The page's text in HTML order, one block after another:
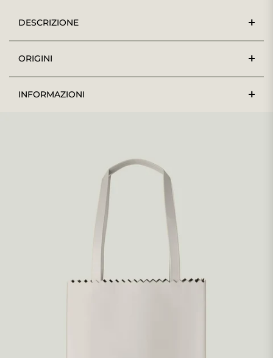
DESCRIZIONE
ORIGINI
INFORMAZIONI